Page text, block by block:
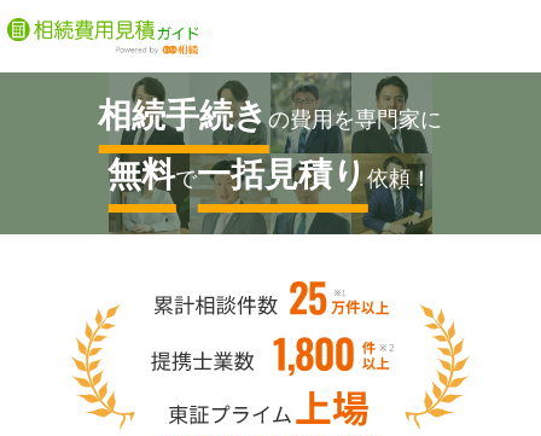
相続手続きの費用を専門家に
無料で一括見積り依頼！